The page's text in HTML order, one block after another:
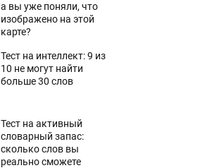
а вы уже поняли, что
изображено на этой
карте?
Тест на интеллект: 9 из
10 не могут найти
больше 30 слов
Тест на активный
словарный запас:
сколько слов вы
реально сможете